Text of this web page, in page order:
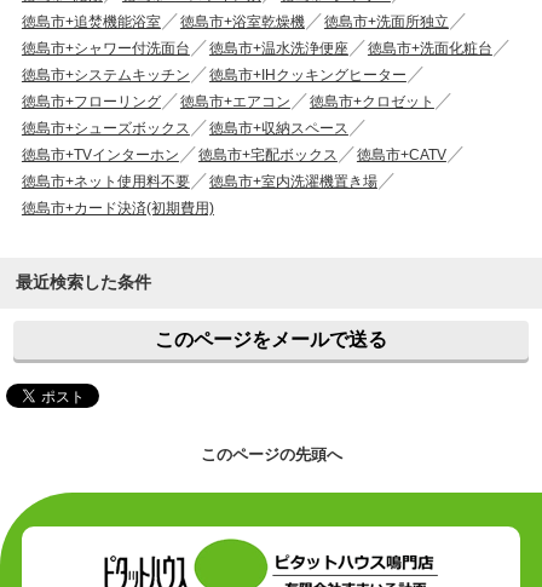
徳島市+追焚機能浴室
徳島市+浴室乾燥機
徳島市+洗面所独立
徳島市+シャワー付洗面台
徳島市+温水洗浄便座
徳島市+洗面化粧台
徳島市+システムキッチン
徳島市+IHクッキングヒーター
徳島市+フローリング
徳島市+エアコン
徳島市+クロゼット
徳島市+シューズボックス
徳島市+収納スペース
徳島市+TVインターホン
徳島市+宅配ボックス
徳島市+CATV
徳島市+ネット使用料不要
徳島市+室内洗濯機置き場
徳島市+カード決済(初期費用)
最近検索した条件
このページをメールで送る
このページの先頭へ